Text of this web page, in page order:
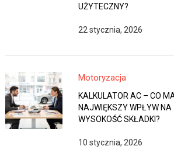
UŻYTECZNY?
22 stycznia, 2026
Motoryzacja
KALKULATOR AC – CO
NAJWIĘKSZY WPŁYW NA
WYSOKOŚĆ SKŁADKI?
10 stycznia, 2026